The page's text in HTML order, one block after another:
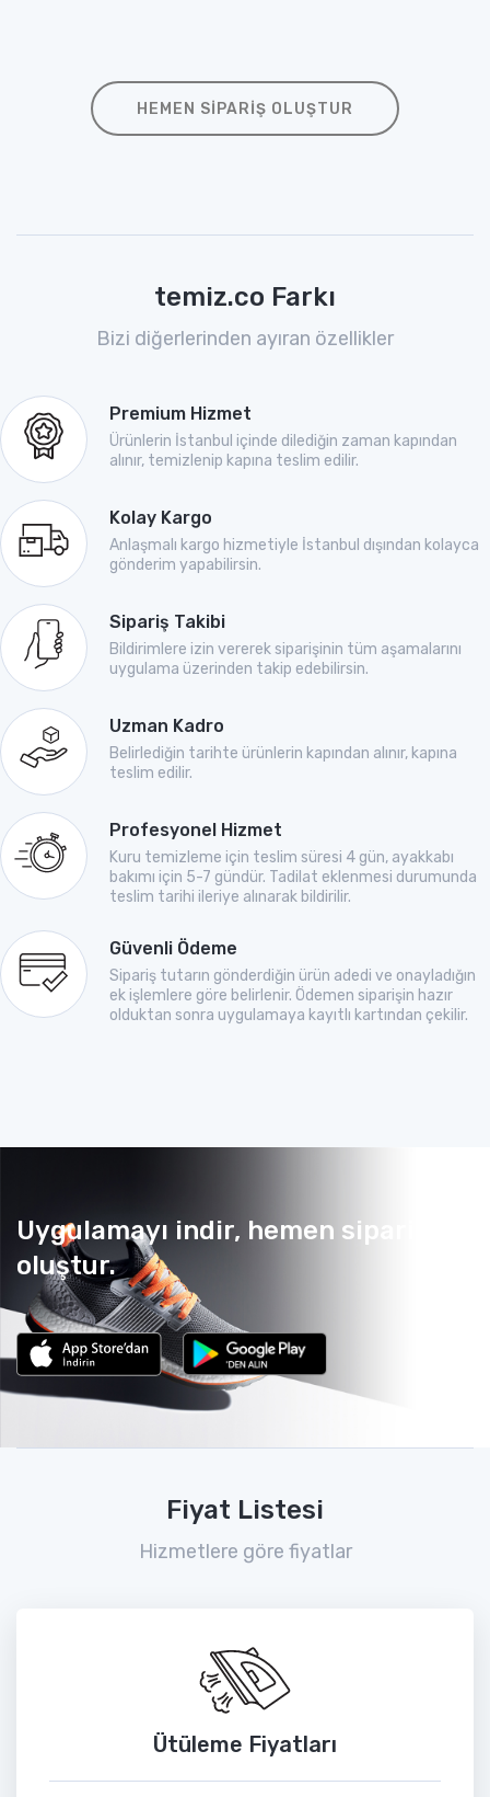
HEMEN SIPARIŞ OLUŞTUR
temiz.co Farkı
Bizi diğerlerinden ayıran özellikler
Premium Hizmet
Ürünlerin İstanbul içinde dilediğin zaman kapından
alınır, temizlenip kapına teslim edilir.
Kolay Kargo
Anlaşmalı kargo hizmetiyle İstanbul dışından kolayca
gönderim yapabilirsin.
Sipariş Takibi
Bildirimlere izin vererek siparişinin tüm aşamalarını
uygulama üzerinden takip edebilirsin.
Uzman Kadro
Belirlediğin tarihte ürünlerin kapından alınır, kapına
teslim edilir.
Profesyonel Hizmet
Kuru temizleme için teslim süresi 4 gün, ayakkabı
bakımı için 5-7 gündür. Tadilat eklenmesi durumunda
teslim tarihi ileriye alınarak bildirilir.
Güvenli Ödeme
Sipariş tutarın gönderdiğin ürün adedi ve onayladığın
ek işlemlere göre belirlenir. Ödemen siparişin hazır
olduktan sonra uygulamaya kayıtlı kartından çekilir.
Uygulamayı indir, hemen sipariş
oluştur.
Fiyat Listesi
Hizmetlere göre fiyatlar
Ütüleme Fiyatları